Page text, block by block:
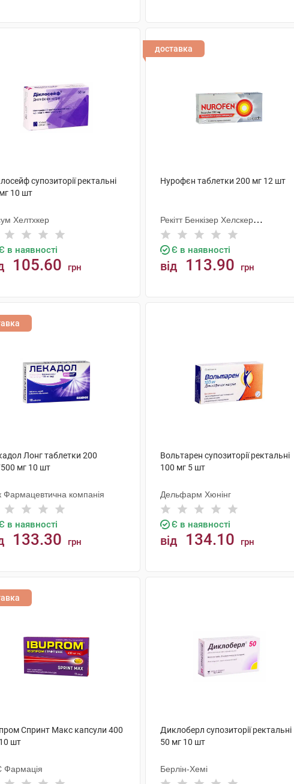
супозиторії ректальні
10 шт
Хелтхкер
в наявності
105.60 грн
доставка
Нурофєн таблетки 200 мг 12 шт
Рекітт Бенкізер Хелскер
Інтернешнл
Є в наявності
від 113.90 грн
Лонг таблетки 200
мг 10 шт
Фармацевтична компанія
в наявності
133.30 грн
Вольтарен супозиторії ректальні
100 мг 5 шт
Дельфарм Хюнінг
Є в наявності
від 134.10 грн
Спринт Макс капсули 400
шт
Диклоберл супозиторії ректальні
50 мг 10 шт
Берлін-Хемі